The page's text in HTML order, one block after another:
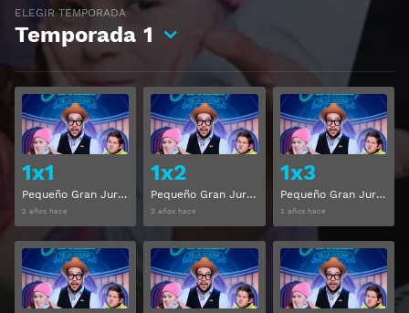
ELEGIR TEMPORADA
Temporada 1
1x1
Pequeño Gran Jurado De La Cocina Temporada 1 Capitulo 1
2 años hace
Ver
1x2
Pequeño Gran Jurado De La Cocina Temporada 1 Capitulo 2
2 años hace
Ver
1x3
Pequeño Gran Jurado De La Cocina Temporada 1 Capitulo 3
2 años hace
Ver Ver